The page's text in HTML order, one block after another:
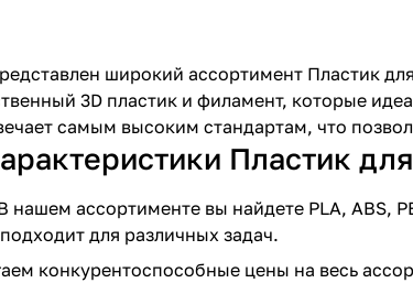
широкий ассортимент Пластик
3D пластик и филамент, которые
самым высоким стандартам, что
Пластик
ассортименте вы найдете PLA, ABS,
для различных задач.
конкурентоспособные цены на весь